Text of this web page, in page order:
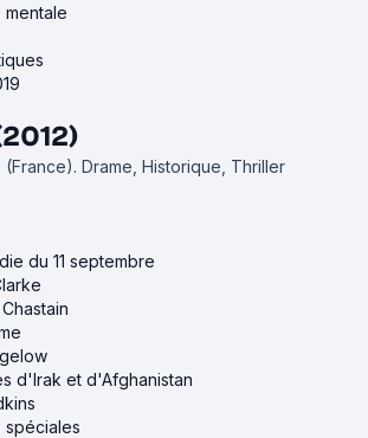
mentale
(France). Drame, Historique, Thriller
du 11 septembre
d'Irak et d'Afghanistan
spéciales